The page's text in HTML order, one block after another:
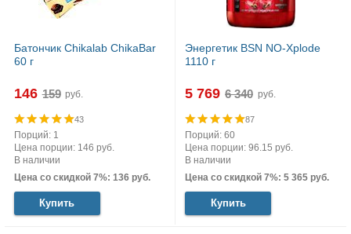
Батончик Chikalab ChikaBar
60 г
146 руб.
43
Порций: 1
Цена порции: 146 руб.
В наличии
Цена со скидкой 7%: 136 руб.
Купить
Энергетик BSN NO-Xplode
1110 г
5 769 руб.
87
Порций: 60
Цена порции: 96.15 руб.
В наличии
Цена со скидкой 7%: 5 365 руб.
Купить